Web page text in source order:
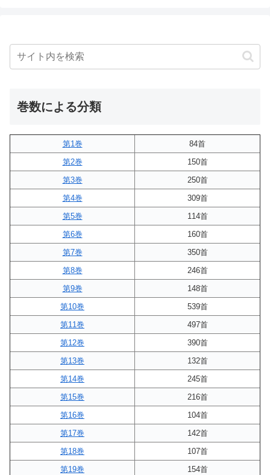
巻数による分類
第1巻
84首
第2巻
150首
第3巻
250首
第4巻
309首
第5巻
114首
第6巻
160首
第7巻
350首
第8巻
246首
第9巻
148首
第10巻
539首
第11巻
497首
第12巻
390首
第13巻
132首
第14巻
245首
第15巻
216首
第16巻
104首
第17巻
142首
第18巻
107首
第19巻
154首